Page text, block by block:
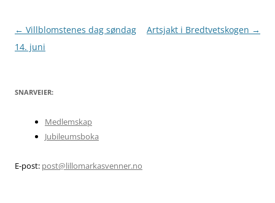
Innleggsnavigasjon
← Villblomstenes dag søndag
14. juni
Artsjakt i Bredtvetskogen →
SNARVEIER:
Medlemskap
Jubileumsboka
E-post: post@lillomarkasvenner.no